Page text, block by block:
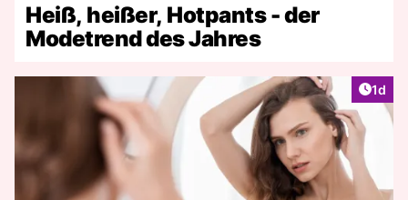
Heiß, heißer, Hotpants - der
Modetrend des Jahres
1d